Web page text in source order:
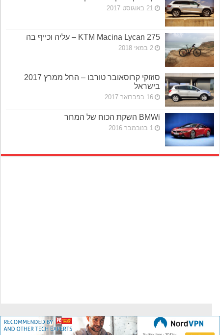
21 באוגוסט 2017
KTM Macina Lycan 275 – עליה וכייף בה
2 במאי 2018
סוזוקי קרוסאובר טורבו – החל ממרץ 2017
בישראל
16 בפברואר 2017
BMWi השקת הכוח של המחר
1 בנובמבר 2016